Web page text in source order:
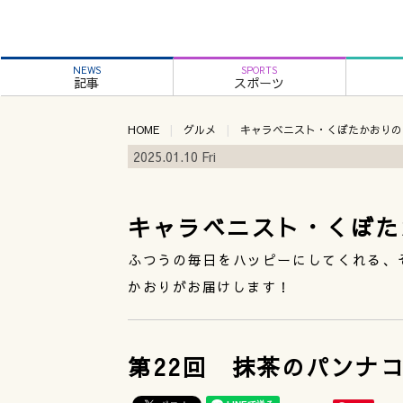
NEWS
記事
SPORTS
スポーツ
HOME グルメ キャラベニスト・くぼたかおり
2025.01.10 Fri
キャラベニスト・くぼ
ふつうの毎日をハッピーにしてくれる
かおりがお届けします！
第22回 抹茶のパンナ